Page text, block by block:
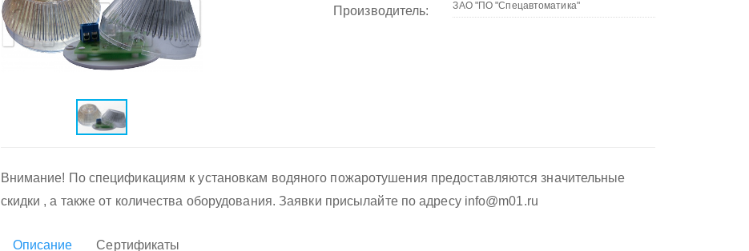
Производитель:
Внимание! По спецификациям к установкам водяного пожаротушения предоставляются значительные
скидки , а также от количества оборудования. Заявки присылайте по адресу info@m01.ru
Описание Сертификаты